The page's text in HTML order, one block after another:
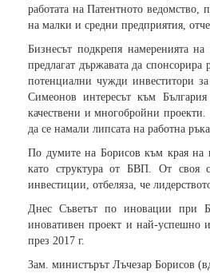
работата на Патентното
на малки и средни предприятия,
Бизнесът подкрепя намеренията
предлагат държавата да спонсорира
потенциални чужди инвеститори
Симеонов интересът към
качествени и многобройни
да се намали липсата на работна
По думите на Борисов към края на
като структура от БВП. От своя
инвестиции, отбеляза, че
Днес Съветът по иновации при
иновативен проект и най-успешно
през 2017 г.
Зам. министърът Лъчезар Борисов